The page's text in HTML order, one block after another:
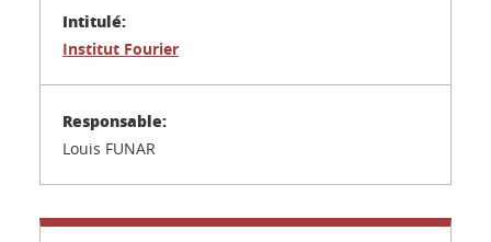
Institut Fourier
Louis FUNAR